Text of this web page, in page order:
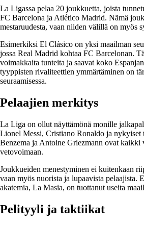
La Ligassa pelaa 20 joukkuetta, joista
FC Barcelona ja Atlético Madrid. Nämä
mestaruudesta, vaan niiden välillä on myös
Esimerkiksi El Clásico on yksi maailman
jossa Real Madrid kohtaa FC Barcelonan.
voimakkaita tunteita ja saavat koko
tyyppisten rivaliteettien ymmärtäminen on
seuraamisessa.
Pelaajien merkitys
La Liga on ollut näyttämönä monille
Lionel Messi, Cristiano Ronaldo ja nykyiset
Benzema ja Antoine Griezmann ovat kaikki
vetovoimaan.
Joukkueiden menestyminen ei kuitenkaan
vaan myös nuorista ja lupaavista pelaajista.
akatemia, La Masia, on tuottanut useita
Pelityyli ja taktiikat